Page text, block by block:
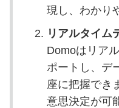
現し、わかり
リアルタイム
Domoはリア
ポートし、デ
座に把握でき
意思決定が可